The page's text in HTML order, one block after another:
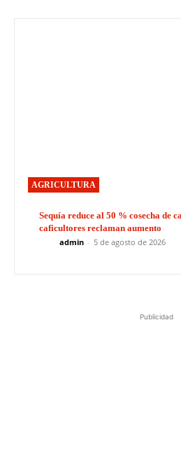
AGRICULTURA
Sequía reduce al 50 % cosecha de
caficultores reclaman aumento
admin - 5 de agosto de 2026
Publicidad